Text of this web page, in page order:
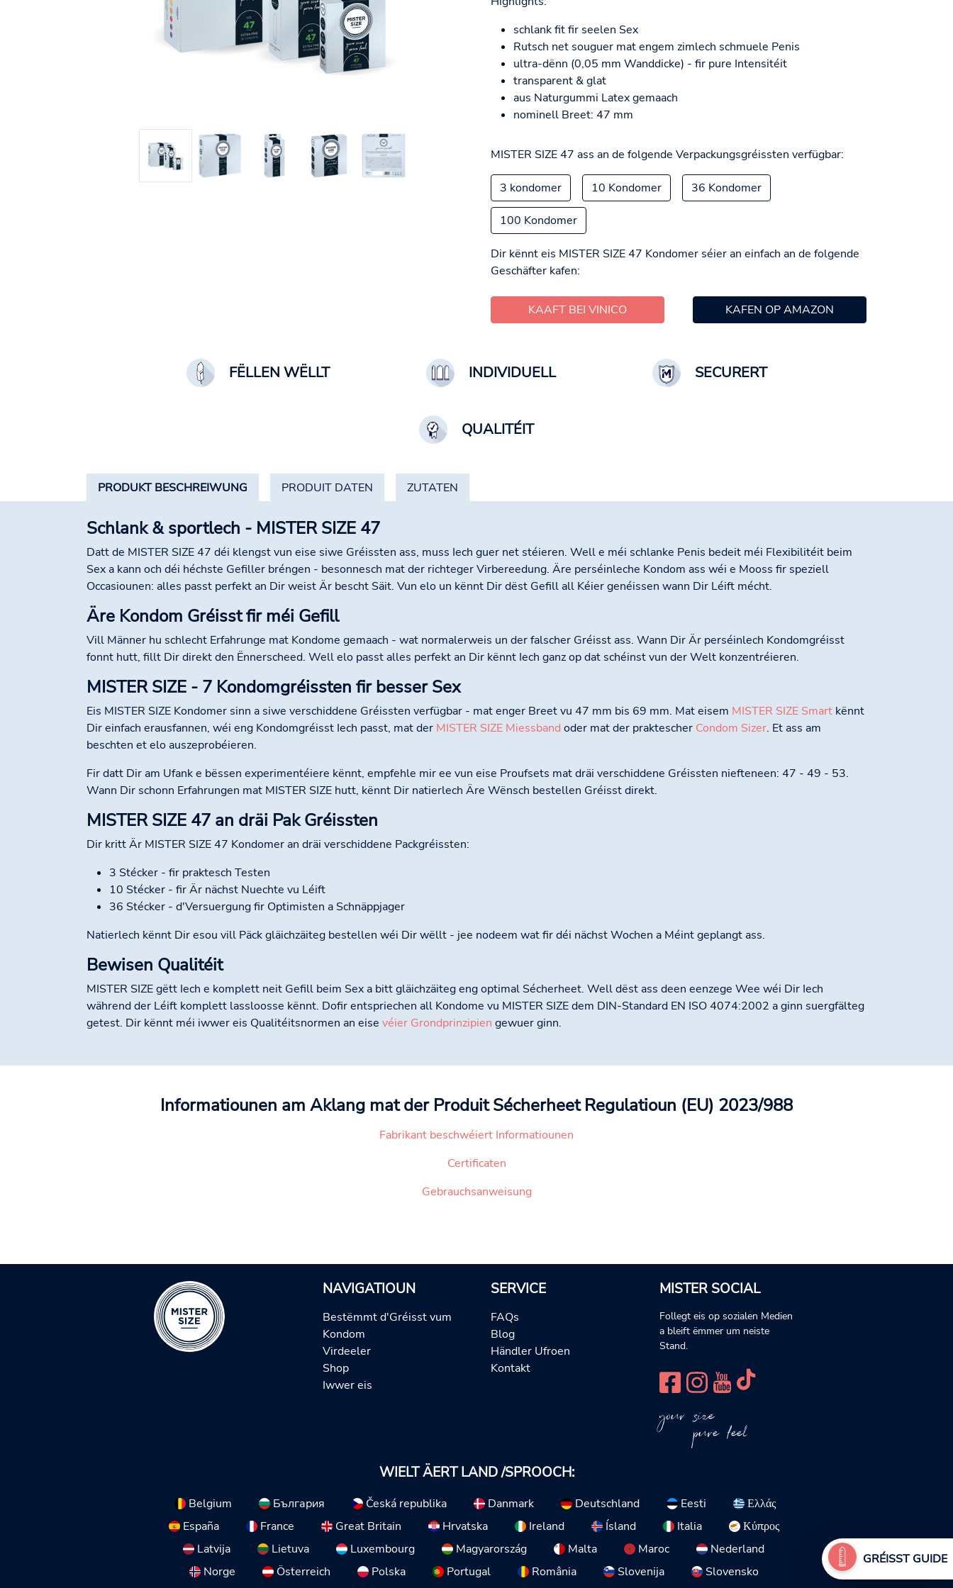
schlank fit fir seelen Sex
Rutsch net souguer mat engem zimlech schmuele Penis
ultra-dënn (0,05 mm Wanddicke) - fir pure Intensitéit
transparent & glat
aus Naturgummi Latex gemaach
nominell Breet: 47 mm
MISTER SIZE 47 ass an de folgende Verpackungsgréissten verfügbar:
3 kondomer 10 Kondomer 36 Kondomer
100 Kondomer
Dir kënnt eis MISTER SIZE 47 Kondomer séier an einfach an de folgende
Geschäfter kafen:
KAAFT BEI VINICO KAFEN OP AMAZON
FËLLEN WËLLT INDIVIDUELL SECURERT
QUALITÉIT
PRODUKT BESCHREIWUNG PRODUIT DATEN ZUTATEN
Schlank & sportlech - MISTER SIZE 47
Datt de MISTER SIZE 47 déi klengst vun eise siwe Gréissten ass, muss Iech guer net stéieren. Well e méi schlanke Penis bedeit méi Flexibilitéit beim
Sex a kann och déi héchste Gefiller bréngen - besonnesch mat der richteger Virbereedung. Äre perséinleche Kondom ass wéi e Mooss fir speziell
Occasiounen: alles passt perfekt an Dir weist Är bescht Säit. Vun elo un kënnt Dir dëst Gefill all Kéier genéissen wann Dir Léift mécht.
Äre Kondom Gréisst fir méi Gefill
Vill Männer hu schlecht Erfahrunge mat Kondome gemaach - wat normalerweis un der falscher Gréisst ass. Wann Dir Är perséinlech Kondomgréisst
fonnt hutt, fillt Dir direkt den Ënnerscheed. Well elo passt alles perfekt an Dir kënnt Iech ganz op dat schéinst vun der Welt konzentréieren.
MISTER SIZE - 7 Kondomgréissten fir besser Sex
Eis MISTER SIZE Kondomer sinn a siwe verschiddene Gréissten verfügbar - mat enger Breet vu 47 mm bis 69 mm. Mat eisem MISTER SIZE Smart kënnt
Dir einfach erausfannen, wéi eng Kondomgréisst Iech passt, mat der MISTER SIZE Miessband oder mat der praktescher Condom Sizer. Et ass am
beschten et elo auszeprobéieren.
Fir datt Dir am Ufank e bëssen experimentéiere kënnt, empfehle mir ee vun eise Proufsets mat dräi verschiddene Gréissten niefteneen: 47 - 49 - 53.
Wann Dir schonn Erfahrungen mat MISTER SIZE hutt, kënnt Dir natierlech Äre Wënsch bestellen Gréisst direkt.
MISTER SIZE 47 an dräi Pak Gréissten
Dir kritt Är MISTER SIZE 47 Kondomer an dräi verschiddene Packgréissten:
3 Stécker - fir praktesch Testen
10 Stécker - fir Är nächst Nuechte vu Léift
36 Stécker - d'Versuergung fir Optimisten a Schnäppjager
Natierlech kënnt Dir esou vill Päck gläichzäiteg bestellen wéi Dir wëllt - jee nodeem wat fir déi nächst Wochen a Méint geplangt ass.
Bewisen Qualitéit
MISTER SIZE gëtt Iech e komplett neit Gefill beim Sex a bitt gläichzäiteg eng optimal Sécherheet. Well dëst ass deen eenzege Wee wéi Dir Iech
während der Léift komplett lassloosse kënnt. Dofir entspriechen all Kondome vu MISTER SIZE dem DIN-Standard EN ISO 4074:2002 a ginn suergfälteg
getest. Dir kënnt méi iwwer eis Qualitéitsnormen an eise véier Grondprinzipien gewuer ginn.
Informatiounen am Aklang mat der Produit Sécherheet Regulatioun (EU) 2023/988
Fabrikant beschwéiert Informatiounen
Certificaten
Gebrauchsanweisung
NAVIGATIOUN
Bestëmmt d'Gréisst vum
Kondom
Virdeeler
Shop
Iwwer eis
SERVICE
FAQs
Blog
Händler Ufroen
Kontakt
MISTER SOCIAL
Follegt eis op sozialen Medien
a bleift ëmmer um neiste
Stand.
your size
pure feel
WIELT ÄERT LAND /SPROOCH:
Belgium България Česká republika Danmark Deutschland Eesti
Ελλάς
España
France Great Britain Hrvatska Ireland Ísland Italia
Κύπρος
Latvija
Lietuva Luxembourg Magyarország Malta Maroc
Nederland
Norge
Österreich Polska Portugal România Slovenija
Slovensko
GRÉISST GUIDE